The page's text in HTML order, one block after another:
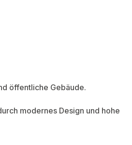
öffentliche Gebäude.
modernes Design und hohe